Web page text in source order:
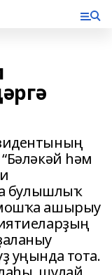
һәм
булышлыҡ
ашырыу
уңында тота.